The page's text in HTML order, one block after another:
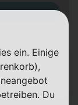
ein. Einige
Du